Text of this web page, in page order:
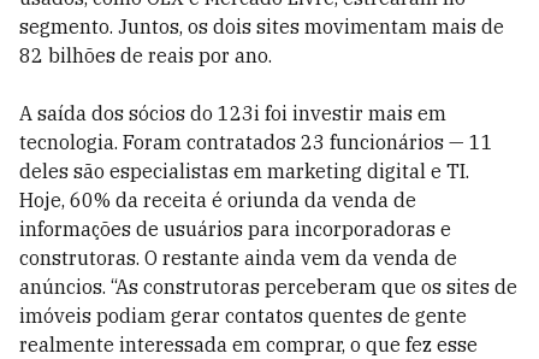
segmento. Juntos, os dois sites movimentam mais de
82 bilhões de reais por ano.
A saída dos sócios do 123i foi investir mais em
tecnologia. Foram contratados 23 funcionários — 11
deles são especialistas em marketing digital e TI.
Hoje, 60% da receita é oriunda da venda de
informações de usuários para incorporadoras e
construtoras. O restante ainda vem da venda de
anúncios. “As construtoras perceberam que os sites de
imóveis podiam gerar contatos quentes de gente
realmente interessada em comprar, o que fez esse